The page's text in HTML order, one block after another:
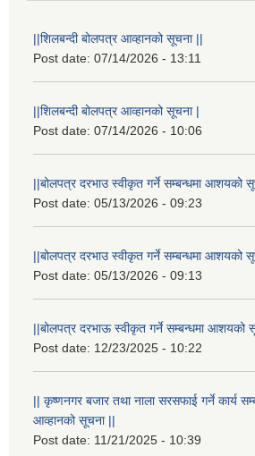
||शिलबन्दी बोलपत्र आव्हानको सूचना ||
Post date: 07/14/2026 - 13:11
||शिलबन्दी बोलपत्र आव्हानको सूचना |
Post date: 07/14/2026 - 10:06
||बोलपत्र दरभाउ स्वीकृत गर्ने सम्बन्धमा आशयको
Post date: 05/13/2026 - 09:23
||बोलपत्र दरभाउ स्वीकृत गर्ने सम्बन्धमा आशयको
Post date: 05/13/2026 - 09:13
||बोलपत्र दरभाऊ स्वीकृत गर्ने सम्बन्धमा आशयको
Post date: 12/23/2025 - 10:22
|| कृष्णनगर बजार तथा नाला सरसफाई गर्ने कार्य
आव्हानको सूचना ||
Post date: 11/21/2025 - 10:39